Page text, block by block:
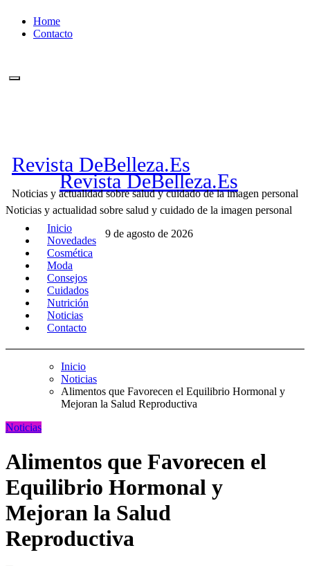
Home
Contacto
Revista DeBelleza.Es
Noticias y actualidad sobre salud y cuidado de la imagen personal
9 de agosto de 2026
Revista DeBelleza.Es
Noticias y actualidad sobre salud y cuidado de la imagen personal
Inicio
Novedades
Cosmética
Moda
Consejos
Cuidados
Nutrición
Noticias
Contacto
Inicio
Noticias
Alimentos que Favorecen el Equilibrio Hormonal y
Mejoran la Salud Reproductiva
Noticias
Alimentos que Favorecen el
Equilibrio Hormonal y
Mejoran la Salud
Reproductiva